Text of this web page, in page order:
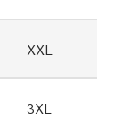
XXL
3XL